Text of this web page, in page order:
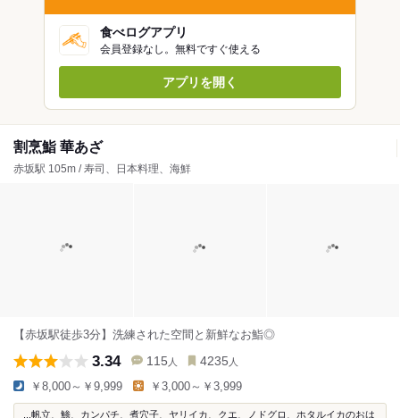
食べログアプリ
会員登録なし。無料ですぐ使える
アプリを開く
割烹鮨 華あざ
赤坂駅 105m / 寿司、日本料理、海鮮
【赤坂駅徒歩3分】洗練された空間と新鮮なお鮨◎
3.34 115 人 4235 人
￥8,000～￥9,999 ￥3,000～￥3,999
...帆立、鯵、カンパチ、煮穴子、ヤリイカ、クエ、ノドグロ、ホタルイカのおは